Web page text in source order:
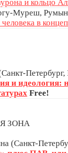
и кольцо
Муреш,
в
Петербург,
и идеология:
Free!
ЗОНА
(Санкт-